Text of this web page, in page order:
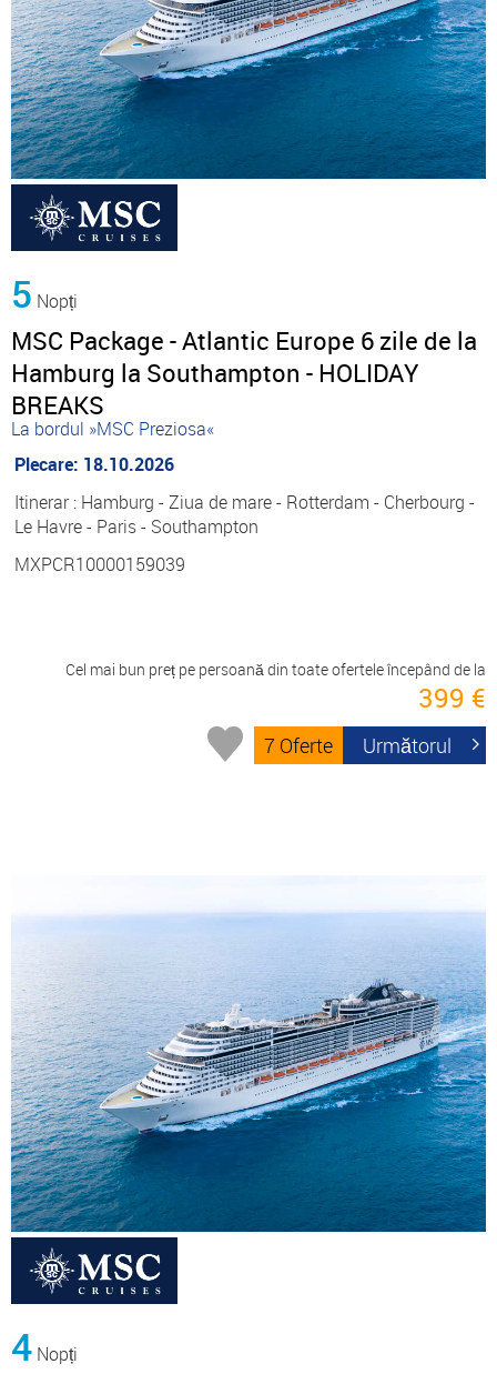
5 Nopți
MSC Package - Atlantic Europe 6 zile de la
Hamburg la Southampton - HOLIDAY
BREAKS
La bordul »MSC Preziosa«
Plecare: 18.10.2026
Itinerar : Hamburg - Ziua de mare - Rotterdam - Cherbourg -
Le Havre - Paris - Southampton
MXPCR10000159039
Cel mai bun preț pe persoană din toate ofertele începând de la
399 €
7 Oferte Următorul
4 Nopți